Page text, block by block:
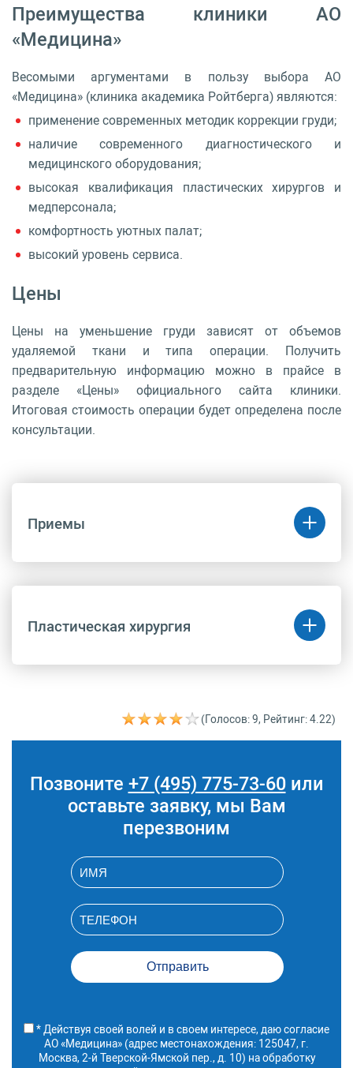
Преимущества клиники АО
«Медицина»
Весомыми аргументами в пользу выбора АО
«Медицина» (клиника академика Ройтберга) являются:
применение современных методик коррекции груди;
наличие современного диагностического и
медицинского оборудования;
высокая квалификация пластических хирургов и
медперсонала;
комфортность уютных палат;
высокий уровень сервиса.
Цены
Цены на уменьшение груди зависят от объемов
удаляемой ткани и типа операции. Получить
предварительную информацию можно в прайсе в
разделе «Цены» официального сайта клиники.
Итоговая стоимость операции будет определена после
консультации.
Приемы
Код Название
Цена
B01.057.004
Прием (осмотр,
консультация) врача-
хирурга повторный
9 890 руб.
хирурга первичный
Пластическая хирургия
Маммопластика
уменьшающая с
(Голосов: 9, Рейтинг: 4.22)
Позвоните +7 (495) 775-73-60или
оставьте заявку, мы Вам
перезвоним
* Действуя своей волей и в своем интересе, даю согласие
АО «Медицина» (адрес местонахождения: 125047, г.
Москва, 2-й Тверской-Ямской пер., д. 10) на обработку